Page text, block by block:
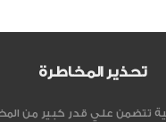
تحذير المخاطرة
تتضمن علي قدر كبير من